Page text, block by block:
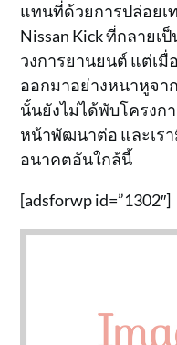
แทนที่ด้วยการปล่อยเ
Nissan Kick ที่กลาย
วงการยานยนต์ แต่เ
ออกมาอย่างหนาหูจา
นั้นยังไม่ได้พับโครงก
หน้าพัฒนาต่อ และเร
อนาคตอันใกล้นี้
[adsforwp id=”1302″]